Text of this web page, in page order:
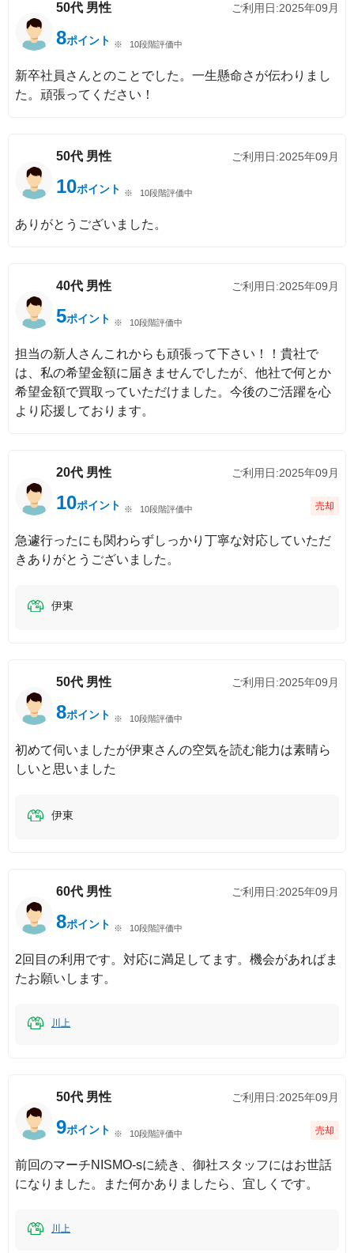
50代 男性 ご利用日:2025年09月
8ポイント 10段階評価中
新卒社員さんとのことでした。一生懸命さが伝わりまし
た。頑張ってください！
50代 男性 ご利用日:2025年09月
10ポイント 10段階評価中
ありがとうございました。
40代 男性 ご利用日:2025年09月
5ポイント 10段階評価中
担当の新人さんこれからも頑張って下さい！！貴社で
は、私の希望金額に届きませんでしたが、他社で何とか
希望金額で買取っていただけました。今後のご活躍を心
より応援しております。
20代 男性 ご利用日:2025年09月
10ポイント 10段階評価中 売却
急遽行ったにも関わらずしっかり丁寧な対応していただ
きありがとうございました。
伊東
50代 男性 ご利用日:2025年09月
8ポイント 10段階評価中
初めて伺いましたが伊東さんの空気を読む能力は素晴ら
しいと思いました
伊東
60代 男性 ご利用日:2025年09月
8ポイント 10段階評価中
2回目の利用です。対応に満足してます。機会があればま
たお願いします。
川上
50代 男性 ご利用日:2025年09月
9ポイント 10段階評価中 売却
前回のマーチNISMO-sに続き、御社スタッフにはお世話
になりました。また何かありましたら、宜しくです。
川上